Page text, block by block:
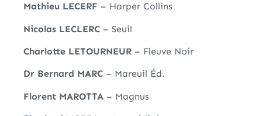
Mathieu LECERF – Harper Collins
Nicolas LECLERC – Seuil
Charlotte LETOURNEUR – Fleuve Noir
Dr Bernard MARC – Mareuil Éd.
Florent MAROTTA – Magnus